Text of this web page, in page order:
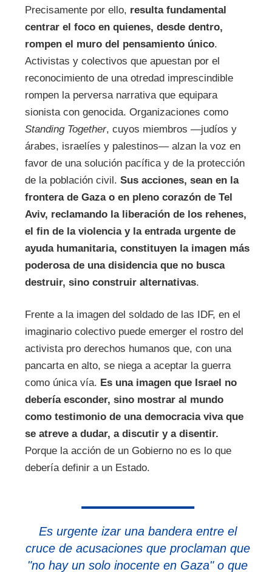
Precisamente por ello, resulta fundamental
centrar el foco en quienes, desde dentro,
rompen el muro del pensamiento único.
Activistas y colectivos que apuestan por el
reconocimiento de una otredad imprescindible
rompen la perversa narrativa que equipara
sionista con genocida. Organizaciones como
Standing Together, cuyos miembros —judíos y
árabes, israelíes y palestinos— alzan la voz en
favor de una solución pacífica y de la protección
de la población civil. Sus acciones, sean en la
frontera de Gaza o en pleno corazón de Tel
Aviv, reclamando la liberación de los rehenes,
el fin de la violencia y la entrada urgente de
ayuda humanitaria, constituyen la imagen más
poderosa de una disidencia que no busca
destruir, sino construir alternativas.
Frente a la imagen del soldado de las IDF, en el
imaginario colectivo puede emerger el rostro del
activista pro derechos humanos que, con una
pancarta en alto, se niega a aceptar la guerra
como única vía. Es una imagen que Israel no
debería esconder, sino mostrar al mundo
como testimonio de una democracia viva que
se atreve a dudar, a discutir y a disentir.
Porque la acción de un Gobierno no es lo que
debería definir a un Estado.
Es urgente izar una bandera entre el
cruce de acusaciones que proclaman que
"no hay un solo inocente en Gaza" o que